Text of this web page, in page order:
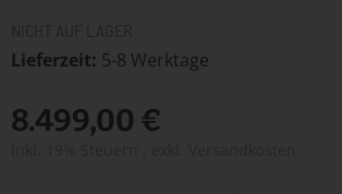
Lieferzeit 5-8 Werktage
8.499,00 €